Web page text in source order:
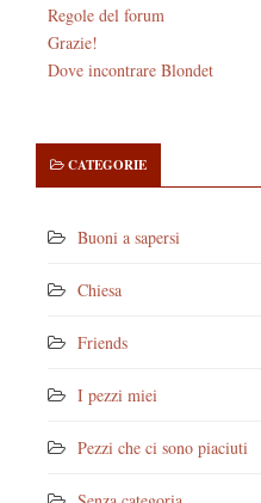
Regole del forum
Grazie!
Dove incontrare Blondet
CATEGORIE
Buoni a sapersi
Chiesa
Friends
I pezzi miei
Pezzi che ci sono piaciuti